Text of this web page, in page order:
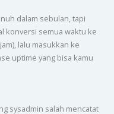
dalam sebulan, tapi
konversi semua waktu ke
lalu masukkan ke
uptime yang bisa kamu
sysadmin salah mencatat